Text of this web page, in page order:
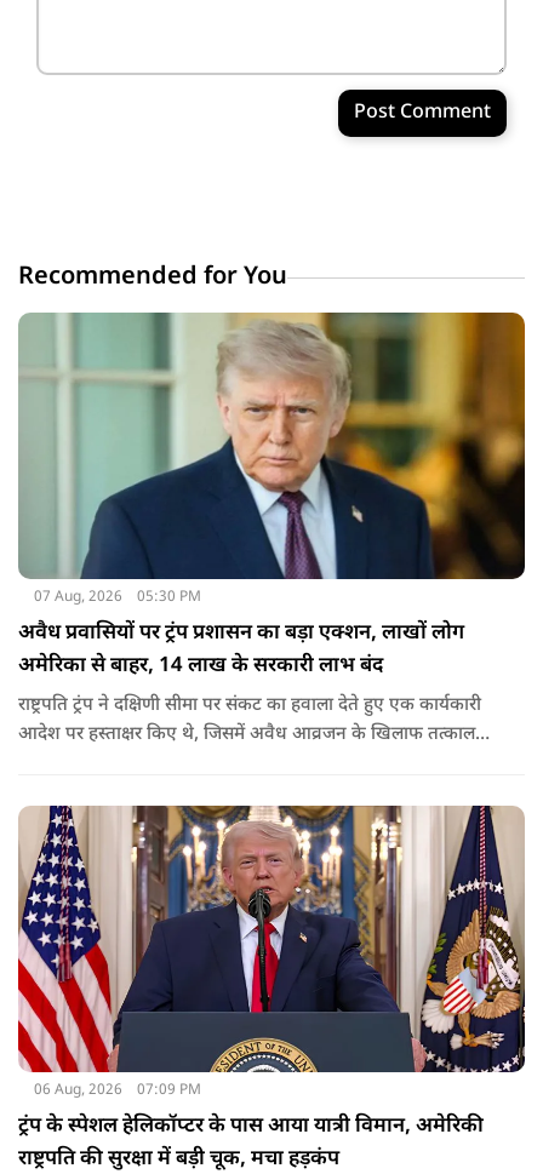
Post Comment
Recommended for You
07 Aug, 2026 05:30 PM
अवैध प्रवासियों पर ट्रंप प्रशासन का बड़ा एक्शन, लाखों लोग
अमेरिका से बाहर, 14 लाख के सरकारी लाभ बंद
राष्ट्रपति ट्रंप ने दक्षिणी सीमा पर संकट का हवाला देते हुए एक कार्यकारी
आदेश पर हस्ताक्षर किए थे, जिसमें अवैध आव्रजन के खिलाफ तत्काल
06 Aug, 2026 07:09 PM
ट्रंप के स्पेशल हेलिकॉप्टर के पास आया यात्री विमान, अमेरिकी
राष्ट्रपति की सुरक्षा में बड़ी चूक, मचा हड़कंप